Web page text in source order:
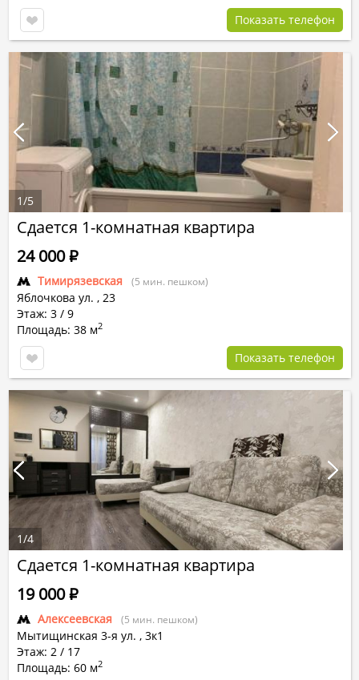
Показать телефон
Сдается 1-комнатная квартира
Тимирязевская (5 мин. пешком)
Яблочкова ул. , 23
Этаж: 3 / 9
Площадь: 38 м2
24 000Р
Показать телефон
1/5
Сдается 1-комнатная квартира
Алексеевская (5 мин. пешком)
Мытищинская 3-я ул. , 3к1
Этаж: 2 / 17
Площадь: 60 м2
19 000Р
1/4